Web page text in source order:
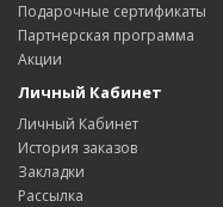
Подарочные сертификаты
Партнерская программа
Акции
Личный Кабинет
Личный Кабинет
История заказов
Закладки
Рассылка